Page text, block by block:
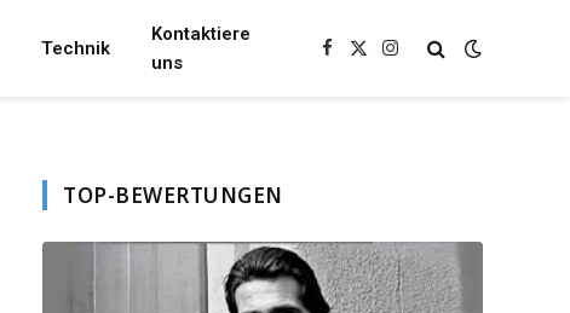
Technik
Kontaktiere
uns
Facebook
X
Instagram
TOP-BEWERTUNGEN